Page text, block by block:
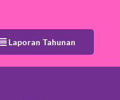
Laporan Tahunan